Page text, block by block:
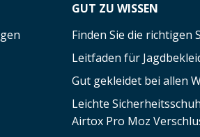
GUT ZU WISSEN
Finden Sie die richtigen
Leitfaden für
Gut gekleidet bei allen
Leichte
Airtox Pro Moz